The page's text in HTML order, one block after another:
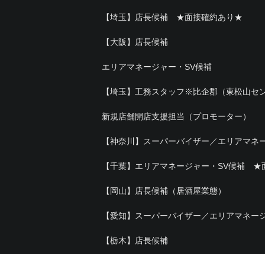
【埼玉】店長候補 ★面接確約あり★
【大阪】店長候補
エリアマネージャー・SV候補
【埼玉】工務スタッフ※比企郡（東松山セ
新規店舗開店支援担当（プロモーター）
【神奈川】スーパーバイザー／エリアマネ
【千葉】エリアマネージャー・SV候補
【岡山】店長候補（居酒屋業態）
【愛知】スーパーバイザー／エリアマネー
【栃木】店長候補